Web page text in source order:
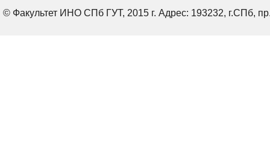
© Факультет ИНО СПб ГУТ, 2015 г. Адрес: 193232, г.СПб,